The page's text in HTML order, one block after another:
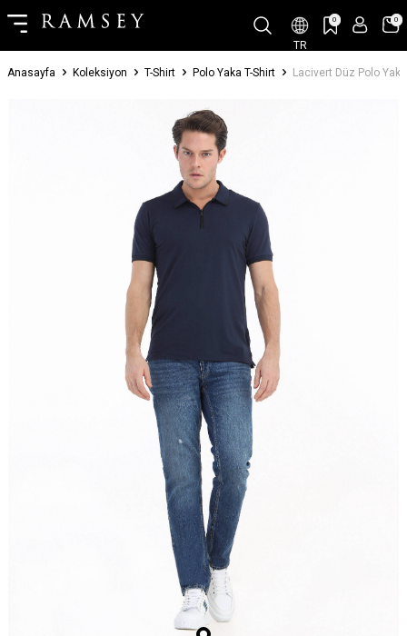
TR
0 0
Anasayfa Koleksiyon T-Shirt Polo Yaka T-Shirt Lacivert Düz Polo Yaka